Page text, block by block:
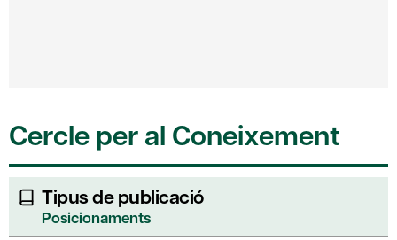
Cercle per al Coneixement
Tipus de publicació
Posicionaments